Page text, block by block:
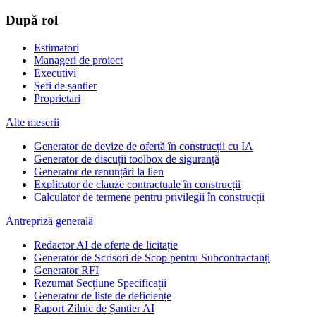
După rol
Estimatori
Manageri de proiect
Executivi
Șefi de șantier
Proprietari
Alte meserii
Generator de devize de ofertă în construcții cu IA
Generator de discuții toolbox de siguranță
Generator de renunțări la lien
Explicator de clauze contractuale în construcții
Calculator de termene pentru privilegii în construcții
Antrepriză generală
Redactor AI de oferte de licitație
Generator de Scrisori de Scop pentru Subcontractanți
Generator RFI
Rezumat Secțiune Specificații
Generator de liste de deficiențe
Raport Zilnic de Șantier AI